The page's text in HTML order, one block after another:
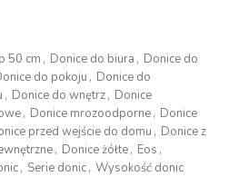
50 cm , Donice do biura , Donice do
do pokoju , Donice do
, Donice do wnętrz, Donice
, Donice mrozoodporne, Donice
przed wejście do domu , Donice z
, Donice żółte, Eos ,
, Serie donic, Wysokość donic